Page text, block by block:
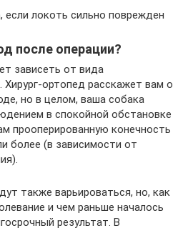
если локоть сильно поврежден
после операции?
зависеть от вида
ортопед расскажет вам о
но в целом, ваша собака
в спокойной обстановке
прооперированную конечность
более (в зависимости от
также варьироваться, но, как
и чем раньше началось
результат. В